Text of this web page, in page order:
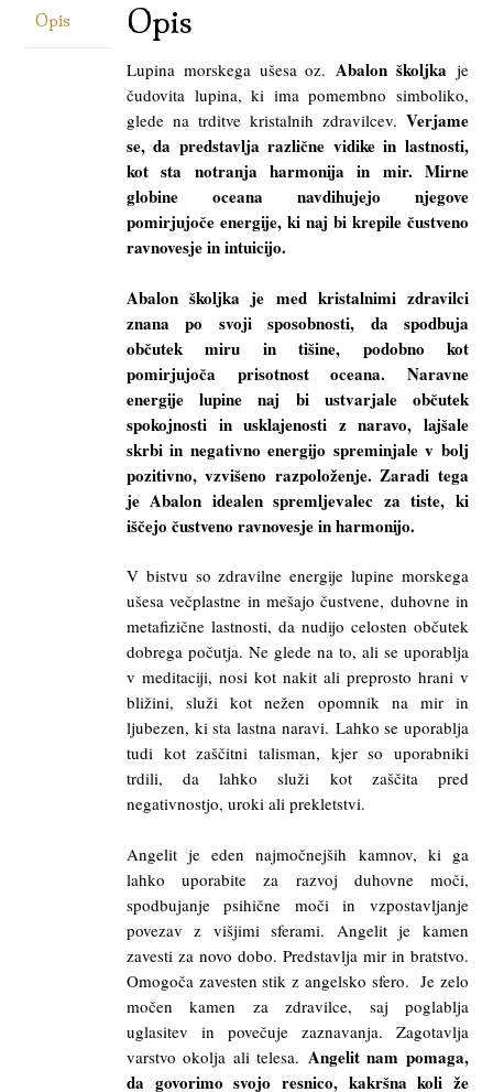
Opis Opis
Lupina morskega ušesa oz.Abalon školjka je
čudovita lupina, ki ima pomembno simboliko,
glede na trditve kristalnih zdravilcev. Verjame
se, da predstavlja različne vidike in lastnosti,
kot sta notranja harmonija in mir. Mirne
globine oceana navdihujejo njegove
pomirjujoče energije, ki naj bi krepile čustveno
ravnovesje in intuicijo.
Abalon školjka je med kristalnimi zdravilci
znana po svoji sposobnosti, da spodbuja
občutek miru in tišine, podobno kot
pomirjujoča prisotnost oceana. Naravne
energije lupine naj bi ustvarjale občutek
spokojnosti in usklajenosti z naravo, lajšale
skrbi in negativno energijo spreminjale v bolj
pozitivno, vzvišeno razpoloženje. Zaradi tega
je Abalon idealen spremljevalec za tiste, ki
iščejo čustveno ravnovesje in harmonijo.
V bistvu so zdravilne energije lupine morskega
ušesa večplastne in mešajo čustvene, duhovne in
metafizične lastnosti, da nudijo celosten občutek
dobrega počutja. Ne glede na to, ali se uporablja
v meditaciji, nosi kot nakit ali preprosto hrani v
bližini, služi kot nežen opomnik na mir in
ljubezen, ki sta lastna naravi. Lahko se uporablja
tudi kot zaščitni talisman, kjer so uporabniki
trdili, da lahko služi kot zaščita pred
negativnostjo, uroki ali prekletstvi.
Angelit je eden najmočnejših kamnov, ki ga
lahko uporabite za razvoj duhovne moči,
spodbujanje psihične moči in vzpostavljanje
povezav z višjimi sferami. Angelit je kamen
zavesti za novo dobo. Predstavlja mir in bratstvo.
Omogoča zavesten stik z angelsko sfero. Je zelo
močen kamen za zdravilce, saj poglablja
uglasitev in povečuje zaznavanja. Zagotavlja
varstvo okolja ali telesa. Angelit nam pomaga,
da govorimo svojo resnico, kakršna koli že